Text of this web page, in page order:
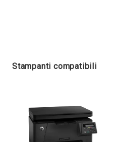
Stampanti compatibili